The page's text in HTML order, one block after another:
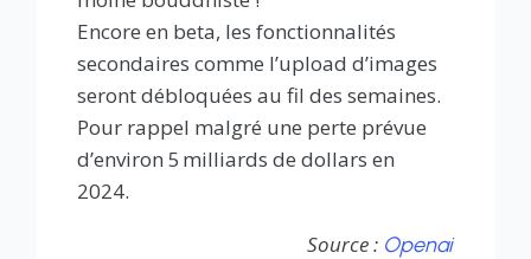
Encore en beta, les fonctionnalités
secondaires comme l’upload d’images
seront débloquées au fil des semaines.
Pour rappel malgré une perte prévue
d’environ 5 milliards de dollars en
2024.
Source : Openai